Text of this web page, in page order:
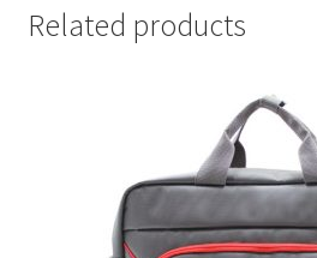
Related products